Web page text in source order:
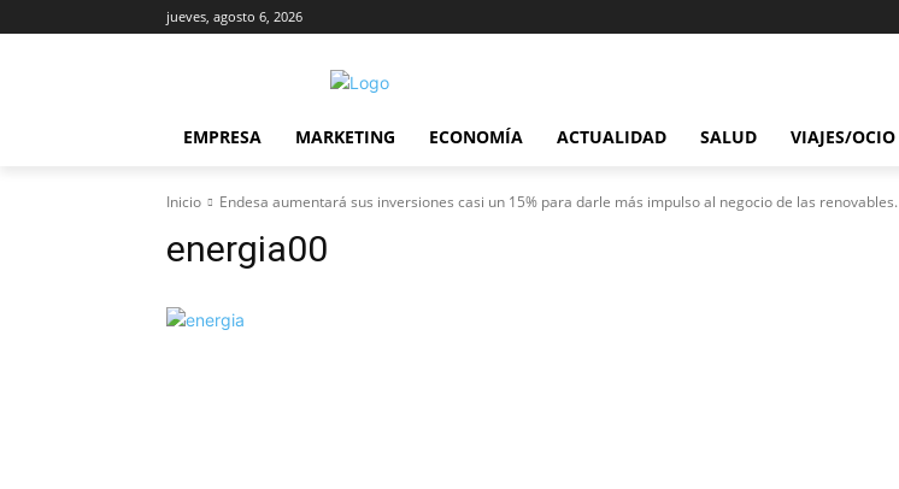
jueves, agosto 6, 2026
EMPRESA MARKETING ECONOMÍA ACTUALIDAD SALUD VIAJES/OCIO
Inicio Endesa aumentará sus inversiones casi un 15% para darle más impulso al negocio de las renovables.
energia00